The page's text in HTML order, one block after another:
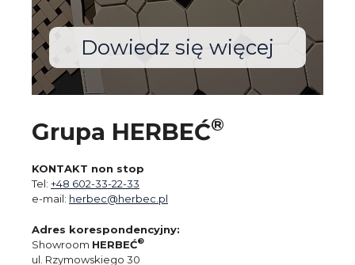
Dowiedz się więcej
Grupa HERBEĆ®
KONTAKT non stop
Tel: +48 602-33-22-33
e-mail: herbec@herbec.pl
Adres korespondencyjny:
Showroom HERBEĆ®
ul. Rzymowskiego 30